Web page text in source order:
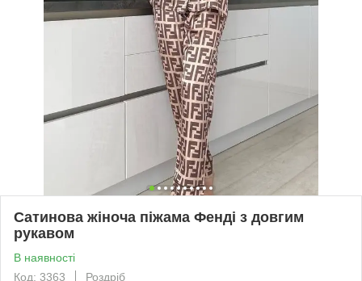
Сатинова жіноча піжама Фенді з довгим
рукавом
В наявності
Код: 3363
Роздріб